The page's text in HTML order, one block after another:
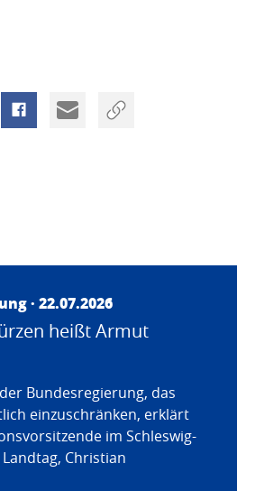
· 22.07.2026
heißt Armut
Bundesregierung, das
einzuschränken, erklärt
im Schleswig-
Christian